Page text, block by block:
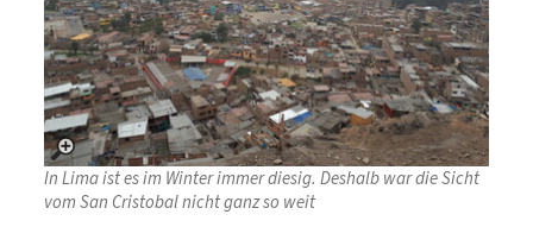
In Lima ist es im Winter immer diesig. Deshalb war die Sicht
vom San Cristobal nicht ganz so weit